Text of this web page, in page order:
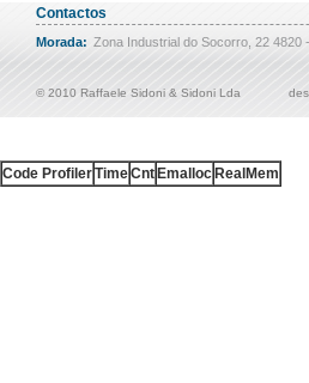
Contactos
Morada: Zona Industrial do Socorro, 22 4820
© 2010 Raffaele Sidoni & Sidoni Lda
Code ProfilerTimeCnt Emalloc RealMem